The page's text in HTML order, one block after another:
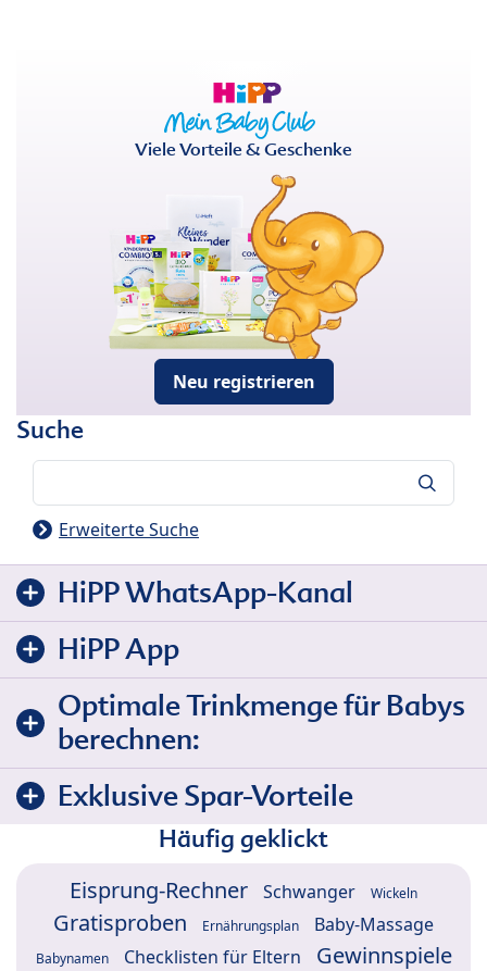
Viele Vorteile & Geschenke
Neu registrieren
Suche
Erweiterte Suche
HiPP WhatsApp-Kanal
HiPP App
Optimale Trinkmenge für Babys
berechnen:
Exklusive Spar-Vorteile
Häufig geklickt
Eisprung-Rechner Schwanger Wickeln
Gratisproben Ernährungsplan Baby-Massage
Babynamen Checklisten für Eltern
Gewinnspiele